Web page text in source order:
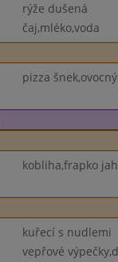
rýže dušená
čaj,mléko,voda
pizza
kobliha,frapko
kuřecí s nudlemi
vepřové